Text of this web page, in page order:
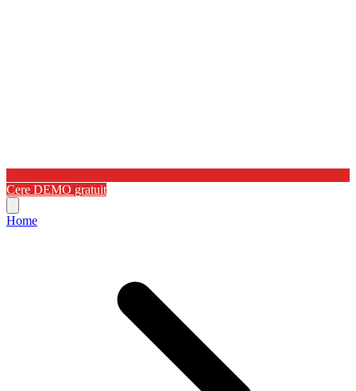
Cere DEMO gratuit
Home